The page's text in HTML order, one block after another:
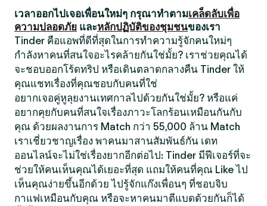
เวลาออกไปเจอเพื่อนใหม่ๆ กรุณาทำตามเคล็ดลับเพื่อ
ความปลอดภัย และหลักปฏิบัติของชุมชนของเรา
Tinder คือแอพที่ดีที่สุดในการทำความรู้จักคนใหม่ๆ
กำลังหาคนที่สนใจอะไรคล้ายกันใช่มั้ย? เราช่วยคุณได้
จะชอบออกโร้ดทริป หรือเดินตลาดกลางคืน Tinder ให้
คุณแชทเรื่องที่คุณชอบกับคนที่ใช่
อยากเจอคู่หูลุยงานเทศกาลไปด้วยกันใช่มั้ย? หรือแค่
อยากคุยกับคนที่สนใจเรื่องภาวะโลกร้อนเหมือนกันกับ
คุณ ด้วยผลงานการ Match กว่า 55,000 ล้าน Match
เราเชี่ยวชาญเรื่อง พาคนมาสานสัมพันธ์กัน เดท
ออนไลน์จะไม่ใช่เรื่องยากอีกต่อไป: Tinder มีฟีเจอร์ที่จะ
ช่วยให้คนเห็นคุณได้เยอะที่สุด แถมให้คนที่คุณ Like ไป
เห็นคุณง่ายขึ้นอีกด้วย ไปรู้จักแก๊งเพื่อนๆ ที่ชอบจิบ
กาแฟเหมือนกับคุณ หรือจะหาคนมาตีแบดด้วยกันก็ได้